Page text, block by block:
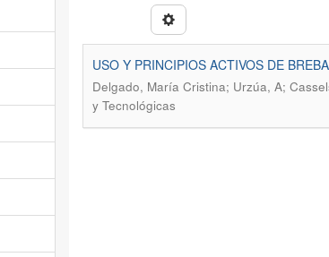
USO Y PRINCIPIOS ACTIVOS DE
Delgado, María Cristina; Urzúa, A;
y Tecnológicas